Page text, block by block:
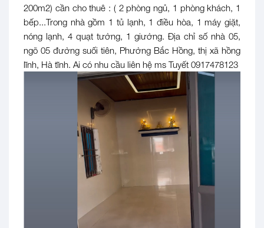
200m2) cần cho thuê : ( 2 phòng ngủ, 1 phòng khách, 1
bếp...Trong nhà gồm 1 tủ lạnh, 1 điều hòa, 1 máy giặt,
nóng lạnh, 4 quạt tường, 1 giường. Địa chỉ số nhà 05,
ngõ 05 đường suối tiên, Phường Bắc Hồng, thị xã hồng
lĩnh, Hà tĩnh. Ai có nhu cầu liên hệ ms Tuyết 0917478123